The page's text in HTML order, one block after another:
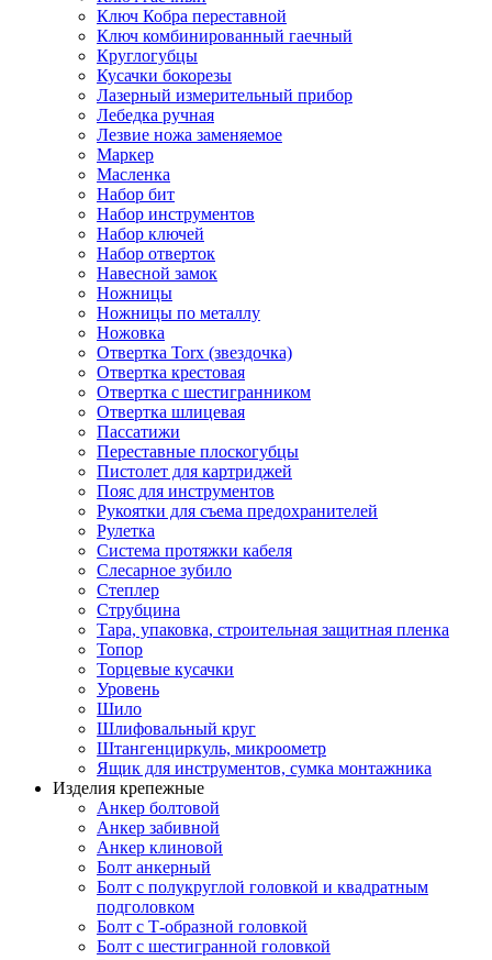
Ключ Кобра переставной
Ключ комбинированный гаечный
Круглогубцы
Кусачки бокорезы
Лазерный измерительный прибор
Лебедка ручная
Лезвие ножа заменяемое
Маркер
Масленка
Набор бит
Набор инструментов
Набор ключей
Набор отверток
Навесной замок
Ножницы
Ножницы по металлу
Ножовка
Отвертка Torx (звездочка)
Отвертка крестовая
Отвертка с шестигранником
Отвертка шлицевая
Пассатижи
Переставные плоскогубцы
Пистолет для картриджей
Пояс для инструментов
Рукоятки для съема предохранителей
Рулетка
Система протяжки кабеля
Слесарное зубило
Степлер
Струбцина
Тара, упаковка, строительная защитная пленка
Топор
Торцевые кусачки
Уровень
Шило
Шлифовальный круг
Штангенциркуль, микроометр
Ящик для инструментов, сумка монтажника
Изделия крепежные
Анкер болтовой
Анкер забивной
Анкер клиновой
Болт анкерный
Болт с полукруглой головкой и квадратным
подголовком
Болт с Т-образной головкой
Болт с шестигранной головкой